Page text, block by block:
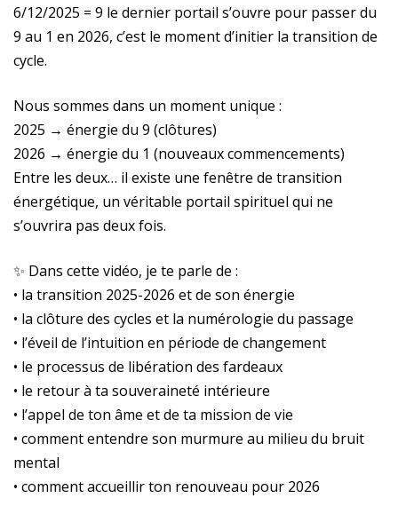
6/12/2025 = 9 le dernier portail s’ouvre pour passer du
9 au 1 en 2026, c’est le moment d’initier la transition de
cycle.
Nous sommes dans un moment unique :
2025 → énergie du 9 (clôtures)
2026 → énergie du 1 (nouveaux commencements)
Entre les deux… il existe une fenêtre de transition
énergétique, un véritable portail spirituel qui ne
s’ouvrira pas deux fois.
✨ Dans cette vidéo, je te parle de :
• la transition 2025-2026 et de son énergie
• la clôture des cycles et la numérologie du passage
• l’éveil de l’intuition en période de changement
• le processus de libération des fardeaux
• le retour à ta souveraineté intérieure
• l’appel de ton âme et de ta mission de vie
• comment entendre son murmure au milieu du bruit
mental
• comment accueillir ton renouveau pour 2026